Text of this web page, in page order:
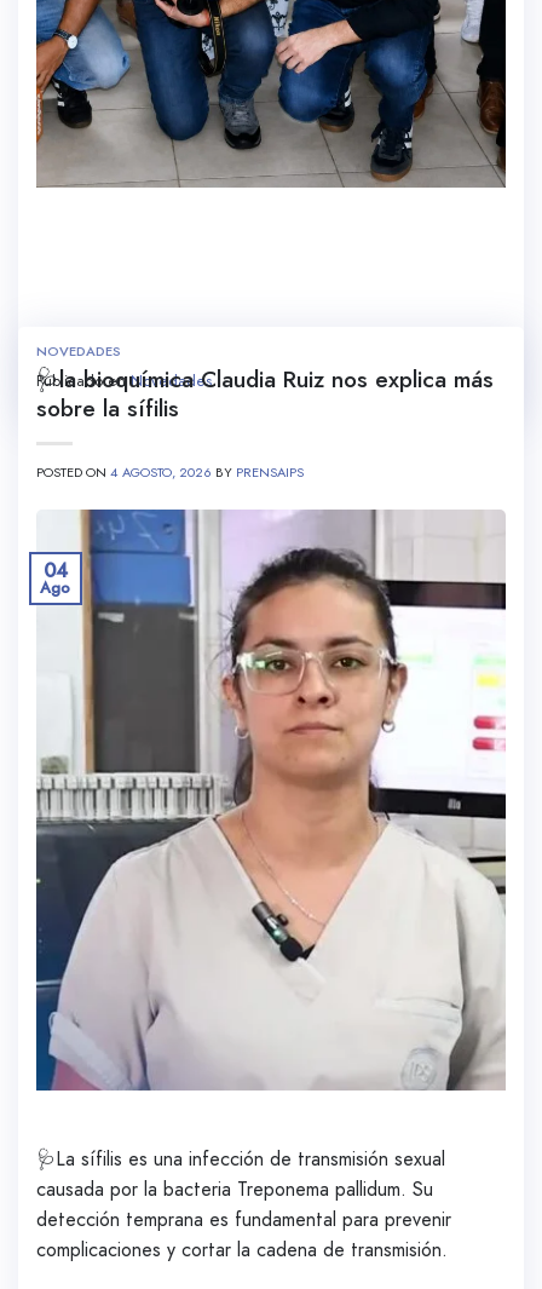
Publicado enNovedades
NOVEDADES
🩺la bioquímica Claudia Ruiz nos explica más
sobre la sífilis
POSTED ON 4 AGOSTO, 2026 BY PRENSAIPS
04
Ago
🩺La sífilis es una infección de transmisión sexual
causada por la bacteria Treponema pallidum. Su
detección temprana es fundamental para prevenir
complicaciones y cortar la cadena de transmisión.